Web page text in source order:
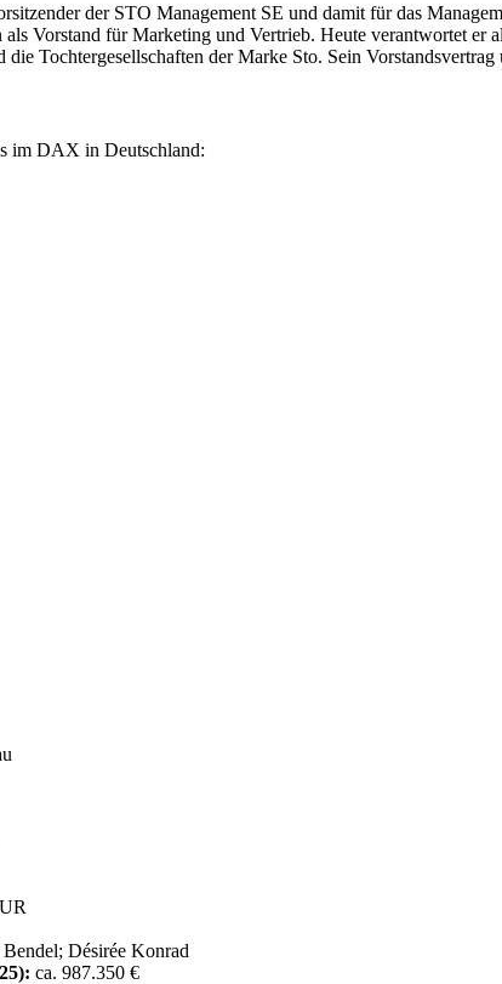
der STO Management SE und damit für das
Vorstand für Marketing und Vertrieb. Heute verantwortet
Tochtergesellschaften der Marke Sto. Sein
im DAX in Deutschland:
Bendel; Désirée Konrad
: ca. 987.350 €